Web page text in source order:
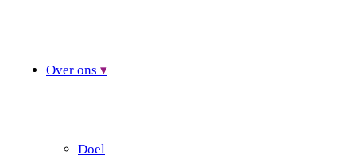
Over ons
Doel